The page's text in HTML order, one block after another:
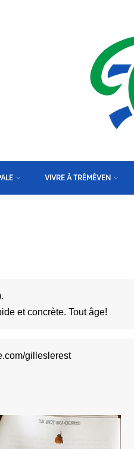
VIVRE À TRÉMÉVEN
et concrète. Tout âge!
gilleslerest